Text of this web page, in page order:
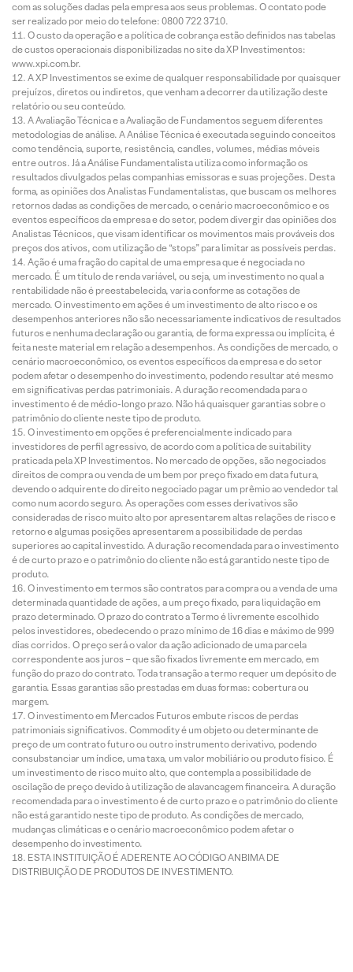
com as soluções dadas pela empresa aos seus problemas. O contato pode
ser realizado por meio do telefone: 0800 722 3710.
O custo da operação e a política de cobrança estão definidos nas tabelas
de custos operacionais disponibilizadas no site da XP Investimentos:
www.xpi.com.br.
A XP Investimentos se exime de qualquer responsabilidade por quaisquer
prejuízos, diretos ou indiretos, que venham a decorrer da utilização deste
relatório ou seu conteúdo.
A Avaliação Técnica e a Avaliação de Fundamentos seguem diferentes
metodologias de análise. A Análise Técnica é executada seguindo conceitos
como tendência, suporte, resistência, candles, volumes, médias móveis
entre outros. Já a Análise Fundamentalista utiliza como informação os
resultados divulgados pelas companhias emissoras e suas projeções. Desta
forma, as opiniões dos Analistas Fundamentalistas, que buscam os melhores
retornos dadas as condições de mercado, o cenário macroeconômico e os
eventos específicos da empresa e do setor, podem divergir das opiniões dos
Analistas Técnicos, que visam identificar os movimentos mais prováveis dos
preços dos ativos, com utilização de “stops” para limitar as possíveis perdas.
Ação é uma fração do capital de uma empresa que é negociada no
mercado. É um título de renda variável, ou seja, um investimento no qual a
rentabilidade não é preestabelecida, varia conforme as cotações de
mercado. O investimento em ações é um investimento de alto risco e os
desempenhos anteriores não são necessariamente indicativos de resultados
futuros e nenhuma declaração ou garantia, de forma expressa ou implícita, é
feita neste material em relação a desempenhos. As condições de mercado, o
cenário macroeconômico, os eventos específicos da empresa e do setor
podem afetar o desempenho do investimento, podendo resultar até mesmo
em significativas perdas patrimoniais. A duração recomendada para o
investimento é de médio-longo prazo. Não há quaisquer garantias sobre o
patrimônio do cliente neste tipo de produto.
O investimento em opções é preferencialmente indicado para
investidores de perfil agressivo, de acordo com a política de suitability
praticada pela XP Investimentos. No mercado de opções, são negociados
direitos de compra ou venda de um bem por preço fixado em data futura,
devendo o adquirente do direito negociado pagar um prêmio ao vendedor tal
como num acordo seguro. As operações com esses derivativos são
consideradas de risco muito alto por apresentarem altas relações de risco e
retorno e algumas posições apresentarem a possibilidade de perdas
superiores ao capital investido. A duração recomendada para o investimento
é de curto prazo e o patrimônio do cliente não está garantido neste tipo de
produto.
O investimento em termos são contratos para compra ou a venda de uma
determinada quantidade de ações, a um preço fixado, para liquidação em
prazo determinado. O prazo do contrato a Termo é livremente escolhido
pelos investidores, obedecendo o prazo mínimo de 16 dias e máximo de 999
dias corridos. O preço será o valor da ação adicionado de uma parcela
correspondente aos juros – que são fixados livremente em mercado, em
função do prazo do contrato. Toda transação a termo requer um depósito de
garantia. Essas garantias são prestadas em duas formas: cobertura ou
margem.
O investimento em Mercados Futuros embute riscos de perdas
patrimoniais significativos. Commodity é um objeto ou determinante de
preço de um contrato futuro ou outro instrumento derivativo, podendo
consubstanciar um índice, uma taxa, um valor mobiliário ou produto físico. É
um investimento de risco muito alto, que contempla a possibilidade de
oscilação de preço devido à utilização de alavancagem financeira. A duração
recomendada para o investimento é de curto prazo e o patrimônio do cliente
não está garantido neste tipo de produto. As condições de mercado,
mudanças climáticas e o cenário macroeconômico podem afetar o
desempenho do investimento.
ESTA INSTITUIÇÃO É ADERENTE AO CÓDIGO ANBIMA DE
DISTRIBUIÇÃO DE PRODUTOS DE INVESTIMENTO.